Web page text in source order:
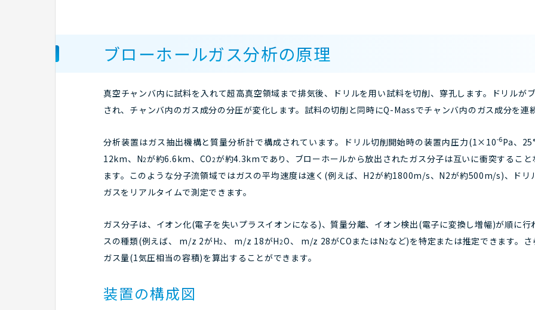
ブローホールガス分析の原理
真空チャンバ内に試料を入れて超高真空領域まで排気後、ドリルを用い試料を切削、穿孔します。ドリルが
され、チャンバ内のガス成分の分圧が変化します。試料の切削と同時にQ-Massでチャンバ内のガス成分を連
分析装置はガス抽出機構と質量分析計で構成されています。ドリル切削開始時の装置内圧力(1×10-6Pa、
12km、N2が約6.6km、CO2が約4.3kmであり、ブローホールから放出されたガス分子は互いに衝突するこ
ます。このような分子流領域ではガスの平均速度は速く(例えば、H2が約1800m/s、N2が約500m/s)、ドリ
ガスをリアルタイムで測定できます。
ガス分子は、イオン化(電子を失いプラスイオンになる)、質量分離、イオン検出(電子に変換し増幅)が順に
スの種類(例えば、 m/z 2がH2 、 m/z 18がH2O、 m/z 28がCOまたはN2 など)を特定または推定できます。
ガス量(1気圧相当の容積)を算出することができます。
装置の構成図